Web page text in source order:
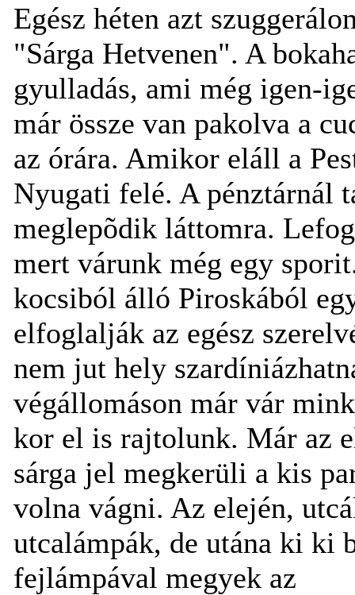
Egész héten azt
"Sárga Hetvenen". A
gyulladás, ami még igen-
már össze van pakolva a
az órára. Amikor eláll a
Nyugati felé. A pénztárnál
meglepõdik láttomra.
mert várunk még egy
kocsiból álló Piroskából
elfoglalják az egész
nem jut hely
végállomáson már vár
kor el is rajtolunk. Már az
sárga jel megkerüli a kis
volna vágni. Az elején,
utcalámpák, de utána ki ki
fejlámpával megyek az